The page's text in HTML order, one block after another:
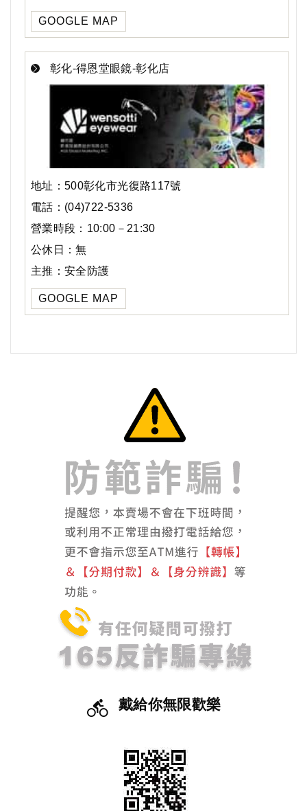
GOOGLE MAP
彰化-得恩堂眼鏡-彰化店
地址：500彰化市光復路117號
電話：(04)722-5336
營業時段：10:00－21:30
公休日：無
主推：安全防護
GOOGLE MAP
戴給你無限歡樂